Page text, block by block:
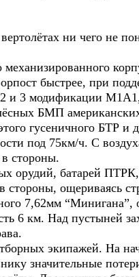
ни чего не
механизированного
быстрее, при
и 3 модификации
БМП
гусеничного БТР и
под 75км/ч. С
в стороны.
орудий, батарей
ощериваясь
7,62мм “Минигана”,
6 км. Над пустыней
экипажей. На
значительные